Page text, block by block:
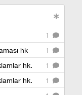
1
1
hk
1
hk.
1
hk.